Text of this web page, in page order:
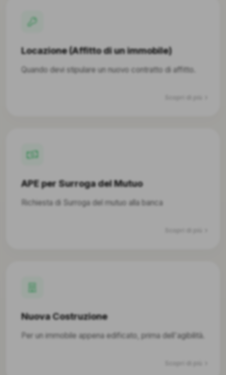
Locazione (Affitto di un immobile)
Quando devi stipulare un nuovo contratto di affitto.
APE per Surroga del Mutuo
Richiesta di Surroga del mutuo alla banca
Nuova Costruzione
Per un immobile appena edificato, prima dell'agibilità.